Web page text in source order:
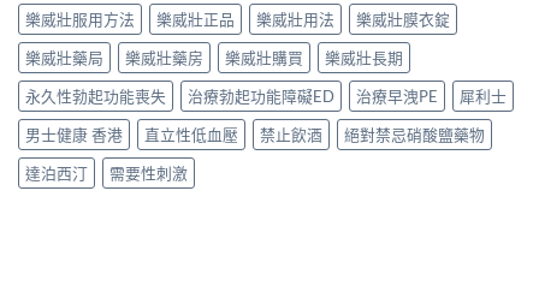
樂威壯服用方法
樂威壯正品 樂威壯用法
樂威壯膜衣錠
樂威壯藥局
樂威壯藥房 樂威壯購買
樂威壯長期
永久性勃起功能喪失
治療勃起功能障礙ED 治療早洩PE
犀利士
男士健康 香港
直立性低血壓 禁止飲酒
絕對禁忌硝酸鹽藥物
達泊西汀
需要性刺激